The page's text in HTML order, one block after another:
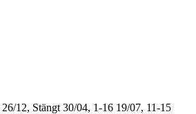
26/12, Stängt 30/04, 1-16 19/07, 11-15